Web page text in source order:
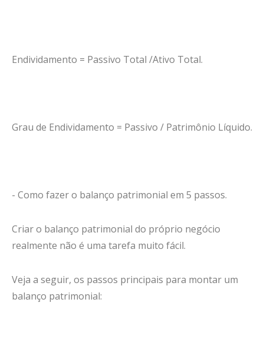
Endividamento = Passivo Total /Ativo Total.
Grau de Endividamento = Passivo / Patrimônio Líquido.
- Como fazer o balanço patrimonial em 5 passos.
Criar o balanço patrimonial do próprio negócio
realmente não é uma tarefa muito fácil.
Veja a seguir, os passos principais para montar um
balanço patrimonial: